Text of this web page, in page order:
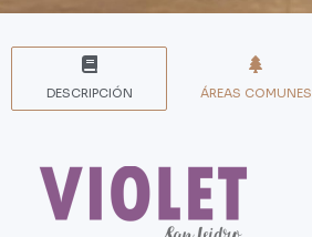
DESCRIPCIÓN ÁREAS COMUNES